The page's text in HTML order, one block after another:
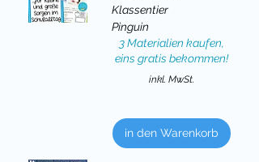
Klassentier
Pinguin
3 Materialien kaufen,
eins gratis bekommen!
inkl. MwSt.
in den Warenkorb